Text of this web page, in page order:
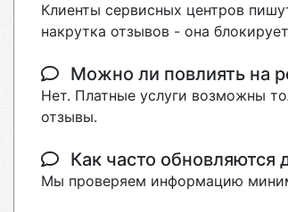
Клиенты сервисных центров
накрутка отзывов - она
Можно ли повлиять на
Нет. Платные услуги возможны
отзывы.
Как часто обновляются
Мы проверяем информацию